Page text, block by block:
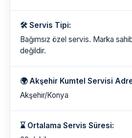
🛠️ Servis Tipi:
Bağımsız özel servis. Marka
değildir.
🌍 Akşehir Kumtel Servisi
Akşehir/Konya
⌛ Ortalama Servis Süresi: